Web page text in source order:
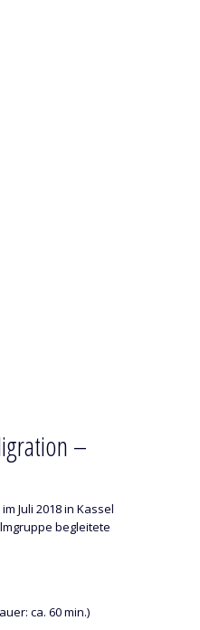
–
Juli 2018 in Kassel
begleitete
ca. 60 min.)